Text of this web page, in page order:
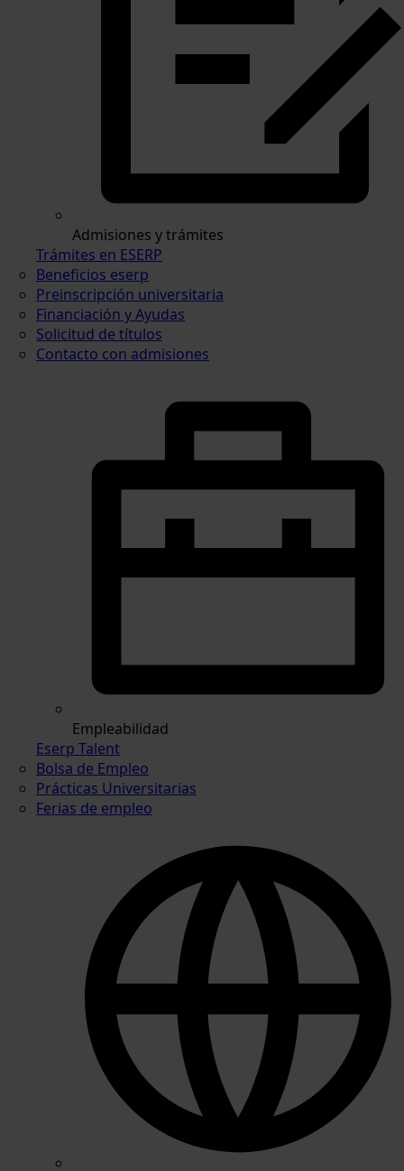
Admisiones y trámites
Trámites en ESERP
Beneficios eserp
Preinscripción universitaria
Financiación y Ayudas
Solicitud de títulos
Contacto con admisiones
Empleabilidad
Eserp Talent
Bolsa de Empleo
Prácticas Universitarias
Ferias de empleo